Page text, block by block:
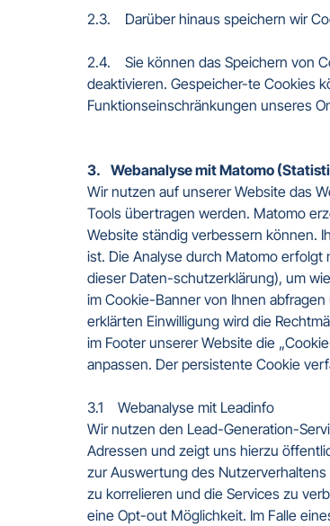
2.3.    Darüber hinaus speichern wir
2.4.    Sie können das Speichern von
deaktivieren. Gespeicher-te Cookies
Funktionseinschränkungen unseres
3.    Webanalyse mit Matomo
Wir nutzen auf unserer Website das
Tools übertragen werden. Matomo
Website ständig verbessern können.
ist. Die Analyse durch Matomo
dieser Daten-schutzerklärung), um
im Cookie-Banner von Ihnen
erklärten Einwilligung wird die
im Footer unserer Website die
anpassen. Der persistente Cookie
3.1    Webanalyse mit Leadinfo
Wir nutzen den Lead-Generation-
Adressen und zeigt uns hierzu
zur Auswertung des Nutzerverhaltens
zu korrelieren und die Services zu
eine Opt-out Möglichkeit. Im Falle